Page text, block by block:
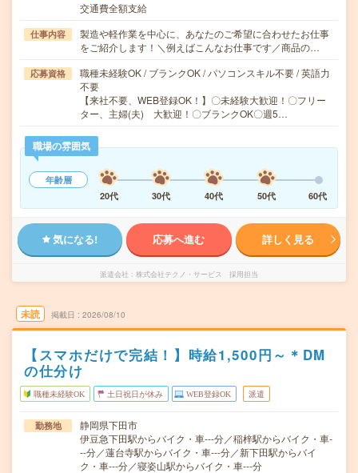
交通費全額支給
仕事内容
製造や軽作業を中心に、あなたのご希望に合わせたお仕事
をご紹介します！＼例えばこんなお仕事です／商品の…
応募資格
職種未経験OK / ブランクOK / パソコンスキル不要 / 英語力
不要
【来社不要、WEB登録OK！】〇未経験大歓迎！〇フリー
ター、主婦(夫) 大歓迎！〇ブランクOK〇週5…
職場の雰囲気
年齢層
20代
30代 40代 50代 60代
気になる! 応募へ進む 詳しく見る
派遣会社 株式会社テクノ・サービス 採用担当
未読 掲載日 2026/08/10
【スマホだけで完結！】時給1,500円～＊DM
の仕分け
職種未経験OK 土日祝日が休み WEB登録OK 派遣
勤務地
静岡県下田市
伊豆急下田駅からバイク・車---分／稲梓駅からバイク・車-
--分／蓮台寺駅からバイク・車---分／新下田駅からバイ
ク・車---分／寝姿山駅からバイク・車---分